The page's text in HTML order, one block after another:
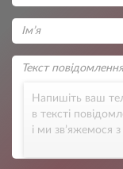
Напишіть ваш
в тексті
і ми зв’яжемося